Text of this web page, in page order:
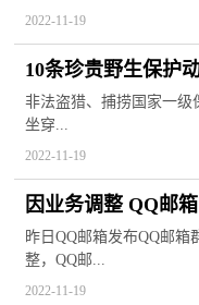
2022-11-19
10条珍贵野生保护
额高达千万元
非法盗猎、捕捞国家一级
坐穿...
2022-11-19
因业务调整 QQ邮
10日下线
昨日QQ邮箱发布QQ邮
整，QQ邮...
2022-11-19